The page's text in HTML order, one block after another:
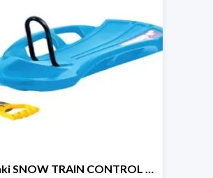
Sanki SNOW TRAIN CONTROL -25%